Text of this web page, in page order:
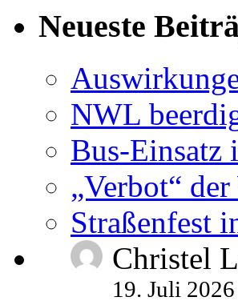
Neueste
NWL
Bus-Einsatz
„Verbot“
Straßenfest
Christel
19. Juli 2026